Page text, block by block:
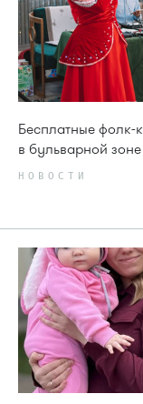
Бесплатные фолк-
в бульварной
НОВОСТИ